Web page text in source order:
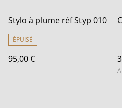
Stylo à plume réf Styp 010
ÉPUISÉ
95,00 €